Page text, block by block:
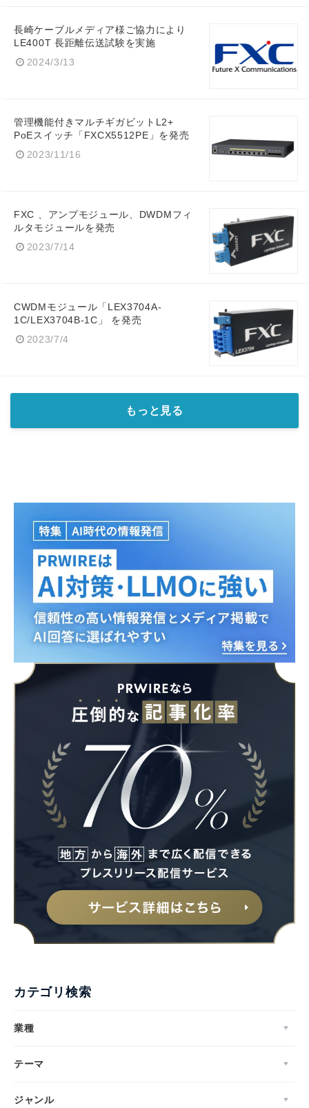
長崎ケーブルメディア様ご協力により
LE400T 長距離伝送試験を実施
2024/3/13
管理機能付きマルチギガビットL2+
PoEスイッチ「FXCX5512PE」を発売
2023/11/16
FXC 、アンプモジュール、DWDMフィ
ルタモジュールを発売
2023/7/14
CWDMモジュール「LEX3704A-
1C/LEX3704B-1C」 を発売
2023/7/4
もっと見る
カテゴリ検索
業種
テーマ
ジャンル